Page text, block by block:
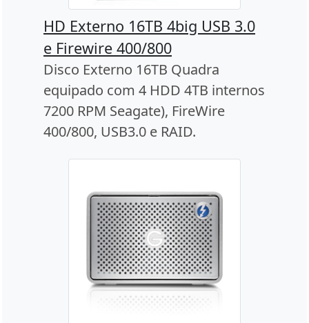
HD Externo 16TB 4big USB 3.0
e Firewire 400/800
Disco Externo 16TB Quadra
equipado com 4 HDD 4TB internos
7200 RPM Seagate), FireWire
400/800, USB3.0 e RAID.